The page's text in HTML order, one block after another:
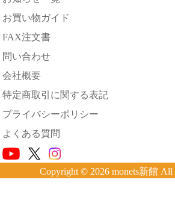
お買い物ガイド
FAX注文書
問い合わせ
会社概要
特定商取引に関する表記
プライバシーポリシー
よくある質問
Copyright © 2026 monets新館 All